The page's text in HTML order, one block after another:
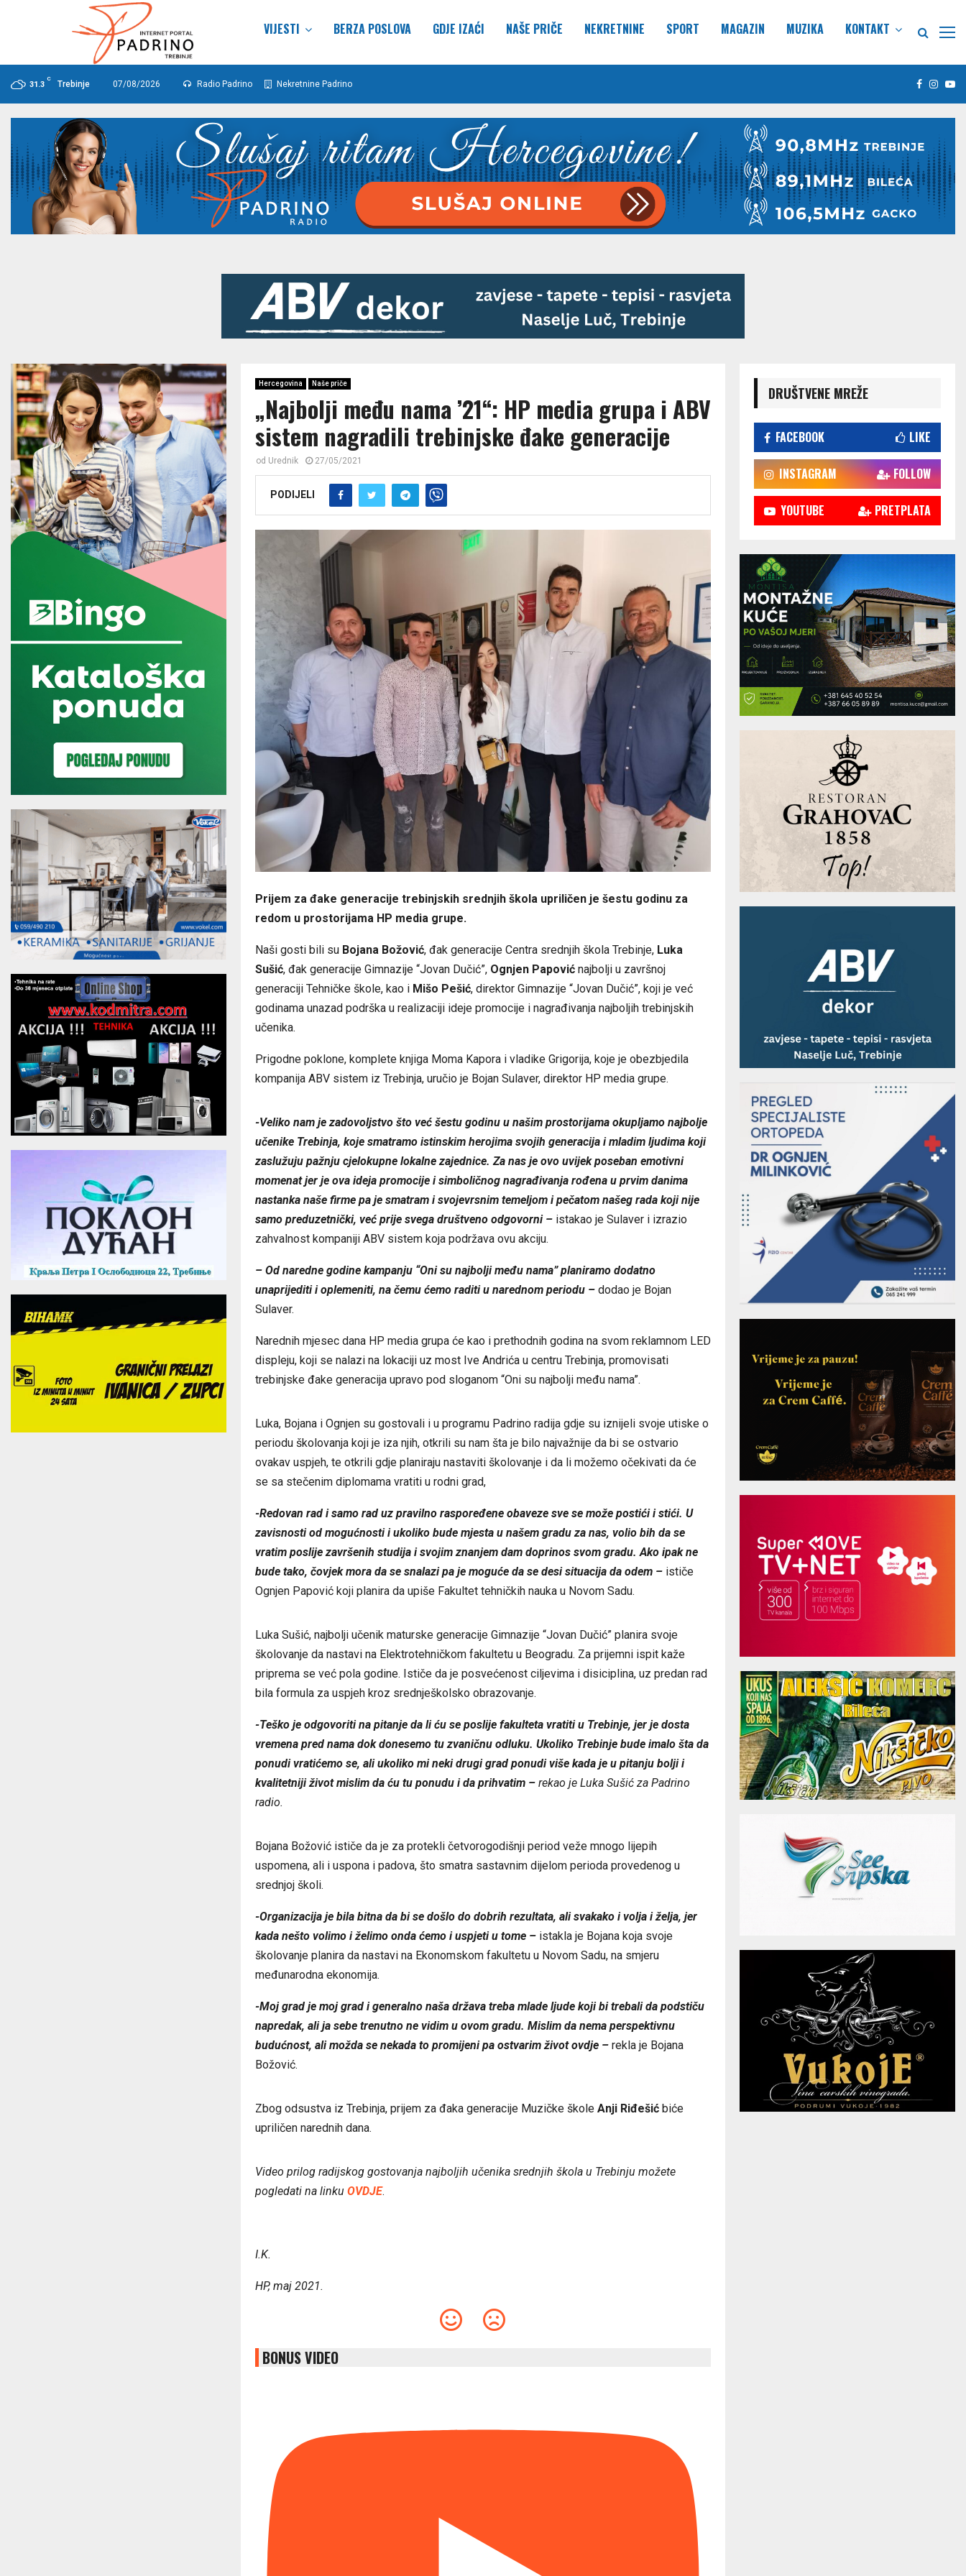
VIJESTI BERZA POSLOVA GDJE IZAĆI NAŠE PRIČE NEKRETNINE SPORT MAGAZIN MUZIKA KONTAKT
31.3
C
Trebinje 07/08/2026 Radio Padrino Nekretnine Padrino Facebook
Hercegovina Naše priče
„Najbolji među nama ’21“: HP media grupa i ABV
sistem nagradili trebinjske đake generacije
od Urednik 27/05/2021
PODIJELI
Prijem za đake generacije trebinjskih srednjih škola upriličen je šestu godinu za
redom u prostorijama HP media grupe.
Naši gosti bili su Bojana Božović, đak generacije Centra srednjih škola Trebinje, Luka
Sušić, đak generacije Gimnazije “Jovan Dučić”, Ognjen Papović najbolji u završnoj
generaciji Tehničke škole, kao i Mišo Pešić, direktor Gimnazije “Jovan Dučić”, koji je već
godinama unazad podrška u realizaciji ideje promocije i nagrađivanja najboljih trebinjskih
učenika.
Prigodne poklone, komplete knjiga Moma Kapora i vladike Grigorija, koje je obezbjedila
kompanija ABV sistem iz Trebinja, uručio je Bojan Sulaver, direktor HP media grupe.
-Veliko nam je zadovoljstvo što već šestu godinu u našim prostorijama okupljamo najbolje
učenike Trebinja, koje smatramo istinskim herojima svojih generacija i mladim ljudima koji
zaslužuju pažnju cjelokupne lokalne zajednice. Za nas je ovo uvijek poseban emotivni
momenat jer je ova ideja promocije i simboličnog nagrađivanja rođena u prvim danima
nastanka naše firme pa je smatram i svojevrsnim temeljom i pečatom našeg rada koji nije
samo preduzetnički, već prije svega društveno odgovorni – istakao je Sulaver i izrazio
zahvalnost kompaniji ABV sistem koja podržava ovu akciju.
– Od naredne godine kampanju “Oni su najbolji među nama” planiramo dodatno
unaprijediti i oplemeniti, na čemu ćemo raditi u narednom periodu – dodao je Bojan
Sulaver.
Narednih mjesec dana HP media grupa će kao i prethodnih godina na svom reklamnom LED
displeju, koji se nalazi na lokaciji uz most Ive Andrića u centru Trebinja, promovisati
trebinjske đake generacija upravo pod sloganom “Oni su najbolji među nama”.
Luka, Bojana i Ognjen su gostovali i u programu Padrino radija gdje su iznijeli svoje utiske o
periodu školovanja koji je iza njih, otkrili su nam šta je bilo najvažnije da bi se ostvario
ovakav uspjeh, te otkrili gdje planiraju nastaviti školovanje i da li možemo očekivati da će
se sa stečenim diplomama vratiti u rodni grad,
-Redovan rad i samo rad uz pravilno raspoređene obaveze sve se može postići i stići. U
zavisnosti od mogućnosti i ukoliko bude mjesta u našem gradu za nas, volio bih da se
vratim poslije završenih studija i svojim znanjem dam doprinos svom gradu. Ako ipak ne
bude tako, čovjek mora da se snalazi pa je moguće da se desi situacija da odem – ističe
Ognjen Papović koji planira da upiše Fakultet tehničkih nauka u Novom Sadu.
Luka Sušić, najbolji učenik maturske generacije Gimnazije “Jovan Dučić” planira svoje
školovanje da nastavi na Elektrotehničkom fakultetu u Beogradu. Za prijemni ispit kaže
priprema se već pola godine. Ističe da je posvećenost ciljevima i disiciplina, uz predan rad
bila formula za uspjeh kroz srednješkolsko obrazovanje.
-Teško je odgovoriti na pitanje da li ću se poslije fakulteta vratiti u Trebinje, jer je dosta
vremena pred nama dok donesemo tu zvaničnu odluku. Ukoliko Trebinje bude imalo šta da
ponudi vratićemo se, ali ukoliko mi neki drugi grad ponudi više kada je u pitanju bolji i
kvalitetniji život mislim da ću tu ponudu i da prihvatim – rekao je Luka Sušić za Padrino
radio.
Bojana Božović ističe da je za protekli četvorogodišnji period veže mnogo lijepih
uspomena, ali i uspona i padova, što smatra sastavnim dijelom perioda provedenog u
srednjoj školi.
-Organizacija je bila bitna da bi se došlo do dobrih rezultata, ali svakako i volja i želja, jer
kada nešto volimo i želimo onda ćemo i uspjeti u tome – istakla je Bojana koja svoje
školovanje planira da nastavi na Ekonomskom fakultetu u Novom Sadu, na smjeru
međunarodna ekonomija.
-Moj grad je moj grad i generalno naša država treba mlade ljude koji bi trebali da podstiču
napredak, ali ja sebe trenutno ne vidim u ovom gradu. Mislim da nema perspektivnu
budućnost, ali možda se nekada to promijeni pa ostvarim život ovdje – rekla je Bojana
Božović.
Zbog odsustva iz Trebinja, prijem za đaka generacije Muzičke škole Anji Riđešić biće
upriličen narednih dana.
Video prilog radijskog gostovanja najboljih učenika srednjih škola u Trebinju možete
pogledati na linku OVDJE.
I.K.
HP, maj 2021.
BONUS VIDEO
DRUŠTVENE MREŽE
FACEBOOK LIKE
INSTAGRAM FOLLOW
YOUTUBE PRETPLATA